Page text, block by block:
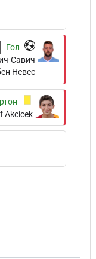
Гол
Савич
Невес
Akcicek